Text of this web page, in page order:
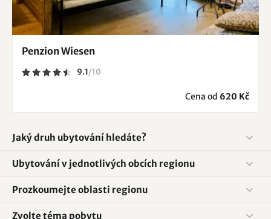
Penzion Wiesen
9.1/10
Cena od 620 Kč
Jaký druh ubytování hledáte?
Ubytování v jednotlivých obcích regionu
Prozkoumejte oblasti regionu
Zvolte téma pobytu